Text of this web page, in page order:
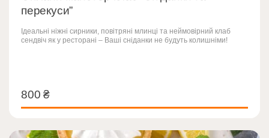
перекуси”
Ідеальні ніжні сирники, повітряні млинці та неймовірний клаб
сендвіч як у ресторані – Ваші сніданки не будуть колишніми!
800₴